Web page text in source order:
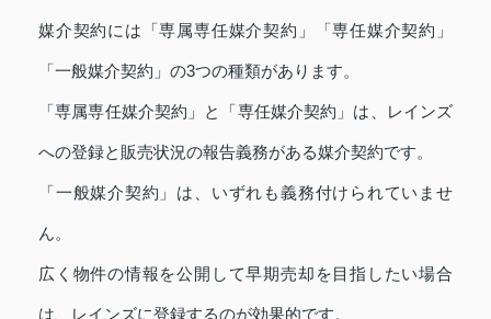
媒介契約には「専属専任媒介契約」「専任媒介契約」
「一般媒介契約」の3つの種類があります。
「専属専任媒介契約」と「専任媒介契約」は、レインズ
への登録と販売状況の報告義務がある媒介契約です。
「一般媒介契約」は、いずれも義務付けられていませ
ん。
広く物件の情報を公開して早期売却を目指したい場合
は、レインズに登録するのが効果的です。